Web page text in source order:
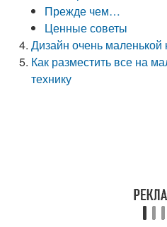
Прежде чем…
Ценные советы
Дизайн очень маленькой
Как разместить все на
технику